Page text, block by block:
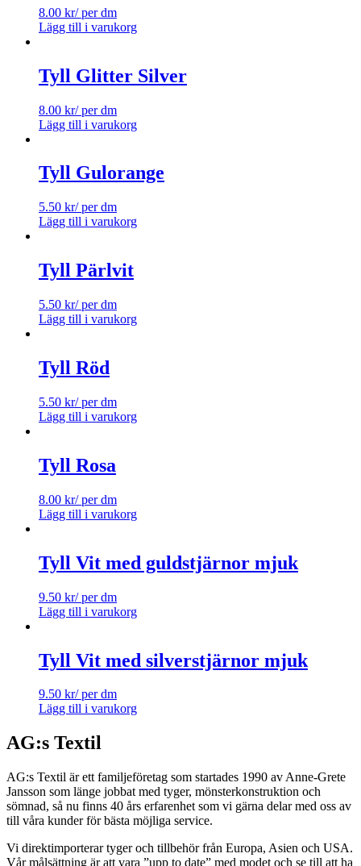
8.00 kr/ per dm
Lägg till i varukorg
Tyll Glitter Silver
8.00 kr/ per dm
Lägg till i varukorg
Tyll Gulorange
5.50 kr/ per dm
Lägg till i varukorg
Tyll Pärlvit
5.50 kr/ per dm
Lägg till i varukorg
Tyll Röd
5.50 kr/ per dm
Lägg till i varukorg
Tyll Rosa
8.00 kr/ per dm
Lägg till i varukorg
Tyll Vit med guldstjärnor mjuk
9.50 kr/ per dm
Lägg till i varukorg
Tyll Vit med silverstjärnor mjuk
9.50 kr/ per dm
Lägg till i varukorg
AG:s Textil
AG:s Textil är ett familjeföretag som startades 1990 av Anne-Grete
Jansson som länge jobbat med tyger, mönsterkonstruktion och
sömnad, så nu finns 40 års erfarenhet som vi gärna delar med oss av
till våra kunder för bästa möjliga service.
Vi direktimporterar tyger och tillbehör från Europa, Asien och USA.
Vår målsättning är att vara ”upp to date” med modet och se till att ha